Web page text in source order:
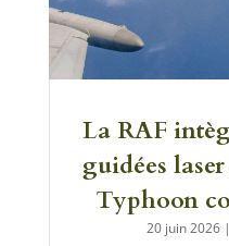
La RAF
guidées
Typhoon
20 juin 2026|